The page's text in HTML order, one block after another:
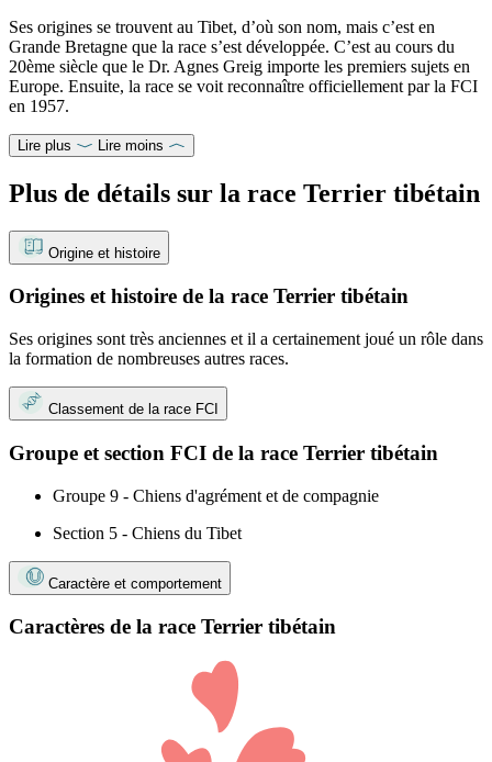
Ses origines se trouvent au Tibet, d’où son nom, mais c’est en
Grande Bretagne que la race s’est développée. C’est au cours du
20ème siècle que le Dr. Agnes Greig importe les premiers sujets en
Europe. Ensuite, la race se voit reconnaître officiellement par la FCI
en 1957.
Lire plus Lire moins
Plus de détails sur la race Terrier tibétain
Origine et histoire
Origines et histoire de la race Terrier tibétain
Ses origines sont très anciennes et il a certainement joué un rôle dans
la formation de nombreuses autres races.
Classement de la race FCI
Groupe et section FCI de la race Terrier tibétain
Groupe 9 - Chiens d'agrément et de compagnie
Section 5 - Chiens du Tibet
Caractère et comportement
Caractères de la race Terrier tibétain